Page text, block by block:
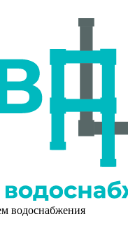
водоснабжения